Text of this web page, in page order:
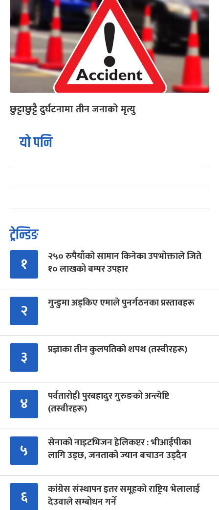
छुट्टाछुट्टै दुर्घटनामा तीन जनाको मृत्यु
यो पनि
ट्रेन्डिङ
१
२५० रुपैयाँको सामान किनेका उपभोक्ताले जिते
१० लाखको बम्पर उपहार
२ गुन्डुमा अड्किए एमाले पुनर्गठनका प्रस्तावहरू
३ प्रज्ञाका तीन कुलपतिको शपथ (तस्वीरहरू)
४
पर्वतारोही पुरबहादुर गुरुङको अन्त्येष्टि
(तस्वीरहरू)
५
सेनाको नाइटभिजन हेलिकप्टर : भीआईपीका
लागि उड्छ, जनताको ज्यान बचाउन उड्दैन
६
कांग्रेस संस्थापन इतर समूहको राष्ट्रिय भेलालाई
देउवाले सम्बोधन गर्ने